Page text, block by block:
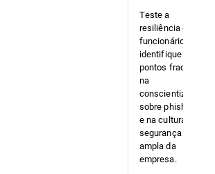
Teste a
resiliência dos
funcionários e
identifique os
pontos fracos
na
conscientização
sobre phishing
e na cultura de
segurança mais
ampla da
empresa.